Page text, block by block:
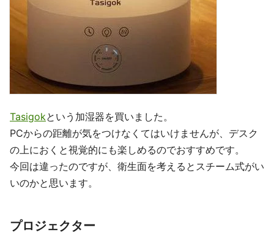
Tasigokという加湿器を買いました。
PCからの距離が気をつけなくてはいけませんが、デスク
の上におくと視覚的にも楽しめるのでおすすめです。
今回は違ったのですが、衛生面を考えるとスチーム式がい
いのかと思います。
プロジェクター